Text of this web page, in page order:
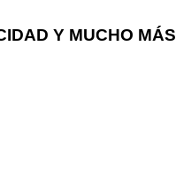
Y MUCHO MÁS